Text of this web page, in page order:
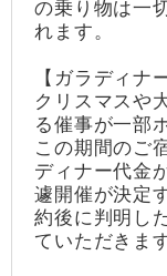
の乗り物は一
れます。
【ガラディナ
クリスマスや
る催事が一部
この期間のご
ディナー代金
遽開催が決定
約後に判明し
ていただきま